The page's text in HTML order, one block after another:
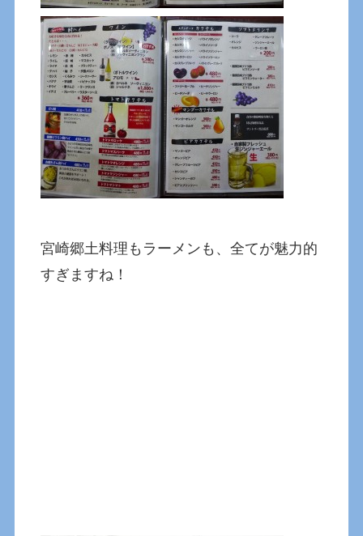
宮崎郷土料理もラーメンも、全てが魅力的
すぎますね！